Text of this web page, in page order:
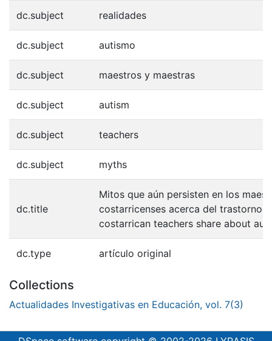
dc.subject realidades
dc.subject autismo
dc.subject maestros y maestras
dc.subject autism
dc.subject teachers
dc.subject myths
dc.title
Mitos que aún persisten en los
costarricenses acerca del trastorno
costarrican teachers share about
dc.type artículo original
Collections
Actualidades Investigativas en Educación, vol. 7(3)